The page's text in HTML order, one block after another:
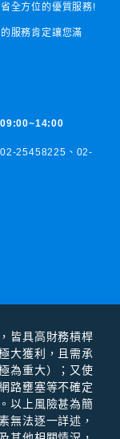
全方位的優質服務!
服務肯定讓您滿
09:00~14:00
25458225、 02-
皆具⾼財務槓桿
⼤獲利，且需承
為重⼤）；⼜使
路壅塞等不確定
以上風險甚為簡
無法逐⼀詳述，